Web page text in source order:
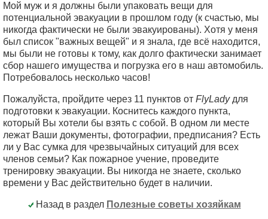
Мой муж и я должны были упаковать вещи для
потенциальной эвакуации в прошлом году (к счастью, мы
никогда фактически не были эвакуированы). Хотя у меня
был список "важных вещей" и я знала, где всё находится,
мы были не готовы к тому, как долго фактически занимает
сбор нашего имущества и погрузка его в наш автомобиль.
Потребовалось несколько часов!
Пожалуйста, пройдите через 11 пунктов от FlyLadyдля
подготовки к эвакуации. Коснитесь каждого пункта,
который Вы хотели бы взять с собой. В одном ли месте
лежат Ваши документы, фотографии, предписания? Есть
ли у Вас сумка для чрезвычайных ситуаций для всех
членов семьи? Как пожарное учение, проведите
тренировку эвакуации. Вы никогда не знаете, сколько
времени у Вас действительно будет в наличии.
Назад в раздел Полезные советы хозяйкам